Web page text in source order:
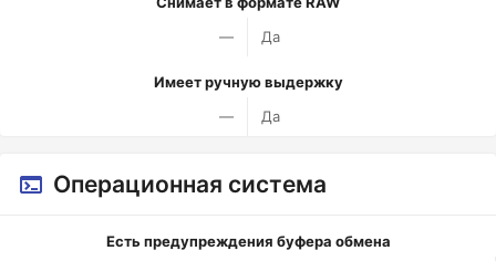
—
Да
Имеет ручную выдержку
—
Да
Операционная система
Есть предупреждения буфера обмена